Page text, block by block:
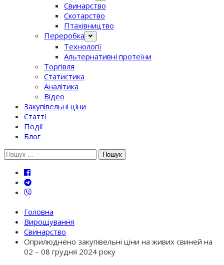
Свинарство
Скотарство
Птахівництво
Переробка
Технології
Альтернативні протеїни
Торгівля
Статистика
Аналітика
Відео
Закупівельні ціни
Статті
Події
Блог
Шукати:
Головна
Вирощування
Свинарство
Оприлюднено закупівельні ціни на живих свиней на
02 – 08 грудня 2024 року